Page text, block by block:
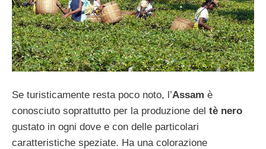
Se turisticamente resta poco noto, l’Assam è
conosciuto soprattutto per la produzione del tè nero
gustato in ogni dove e con delle particolari
caratteristiche speziate. Ha una colorazione